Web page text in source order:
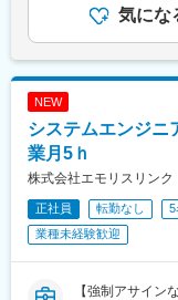
気にな
NEW
システムエンジニ
業月5ｈ
株式会社エモリスリンク
正社員 転勤なし 5
業種未経験歓迎
【強制アサイン